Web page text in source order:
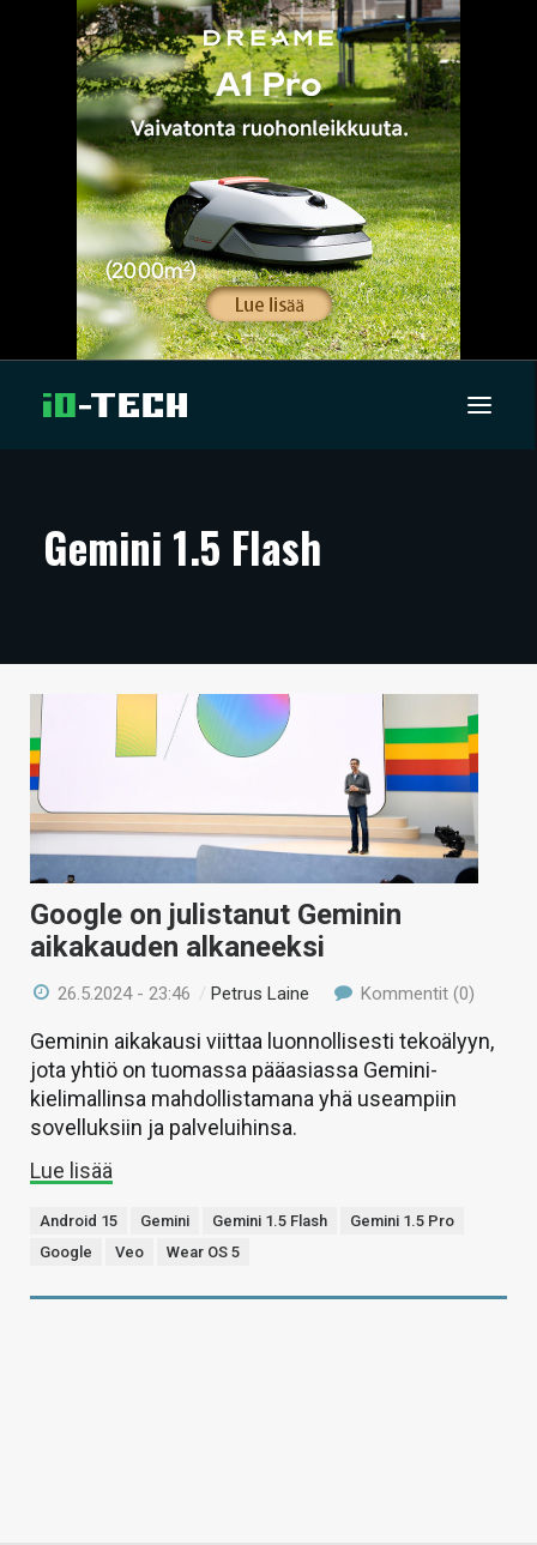
ARTIKKELIT
TECHBBS
TIETOA
HINTA.FI
KAUPPA
VAIHDA TEEMA
HAKU
Gemini 1.5 Flash
Google on julistanut Geminin
aikakauden alkaneeksi
26.5.2024 - 23:46 / Petrus Laine Kommentit (0)
Geminin aikakausi viittaa luonnollisesti tekoälyyn,
jota yhtiö on tuomassa pääasiassa Gemini-
kielimallinsa mahdollistamana yhä useampiin
sovelluksiin ja palveluihinsa.
Lue lisää
Android 15 Gemini Gemini 1.5 Flash
Gemini 1.5 Pro
Google
Veo Wear OS 5